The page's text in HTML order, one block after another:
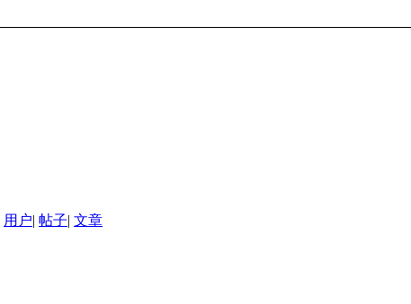
用户| 帖子| 文章